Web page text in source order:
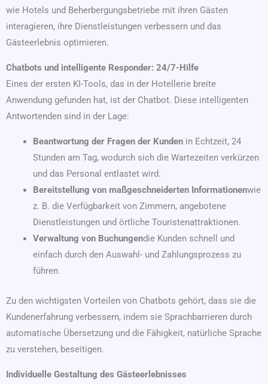
wie Hotels und Beherbergungsbetriebe mit ihren Gästen
interagieren, ihre Dienstleistungen verbessern und das
Gästeerlebnis optimieren.
Chatbots und intelligente Responder: 24/7-Hilfe
Eines der ersten KI-Tools, das in der Hotellerie breite
Anwendung gefunden hat, ist der Chatbot. Diese intelligenten
Antwortenden sind in der Lage:
Beantwortung der Fragen der Kunden in Echtzeit, 24
Stunden am Tag, wodurch sich die Wartezeiten verkürzen
und das Personal entlastet wird.
Bereitstellung von maßgeschneiderten Informationenwie
z. B. die Verfügbarkeit von Zimmern, angebotene
Dienstleistungen und örtliche Touristenattraktionen.
Verwaltung von Buchungendie Kunden schnell und
einfach durch den Auswahl- und Zahlungsprozess zu
führen.
Zu den wichtigsten Vorteilen von Chatbots gehört, dass sie die
Kundenerfahrung verbessern, indem sie Sprachbarrieren durch
automatische Übersetzung und die Fähigkeit, natürliche Sprache
zu verstehen, beseitigen.
Individuelle Gestaltung des Gästeerlebnisses